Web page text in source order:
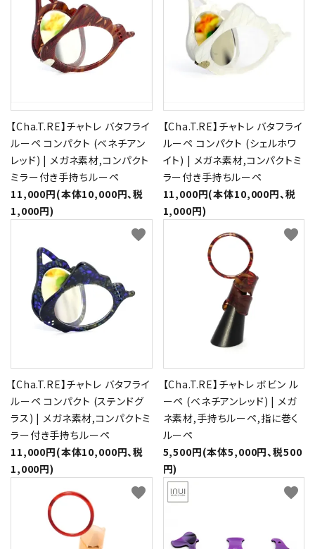
【Cha.T.RE】チャトレ バタフライ
ルーペ コンパクト (ベネチアン
レッド) | メガネ素材,コンパクト
ミラー付き手持ちルーペ
11,000円(本体10,000円、税
1,000円)
【Cha.T.RE】チャトレ バタフライ
ルーペ コンパクト (シェルホワ
イト) | メガネ素材,コンパクトミ
ラー付き手持ちルーペ
11,000円(本体10,000円、税
1,000円)
【Cha.T.RE】チャトレ バタフライ
ルーペ コンパクト (ステンドグ
ラス) | メガネ素材,コンパクトミ
ラー付き手持ちルーペ
11,000円(本体10,000円、税
1,000円)
favorite
【Cha.T.RE】チャトレ ボビン ル
ーペ (ベネチアンレッド) | メガ
ネ素材,手持ちルーペ,指に巻く
ルーペ
5,500円(本体5,000円、税500
円)
favorite
favorite favorite